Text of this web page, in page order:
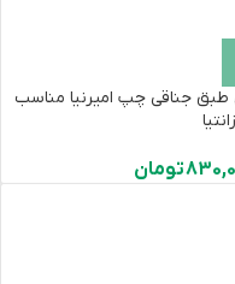
جناقی چپ امیرنیا مناسب
تومان